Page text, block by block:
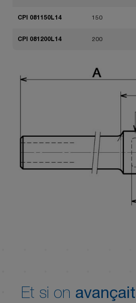
CPI 081150L14 150
CPI 081200L14 200
Et si on avançait